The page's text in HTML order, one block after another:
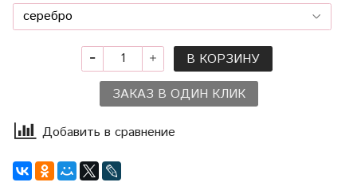
В КОРЗИНУ
ЗАКАЗ В ОДИН КЛИК
Добавить в сравнение